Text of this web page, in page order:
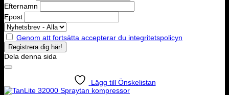
Efternamn
Epost
Genom att fortsätta accepterar du integritetspolicyn
Dela denna sida
Lägg till Önskelistan